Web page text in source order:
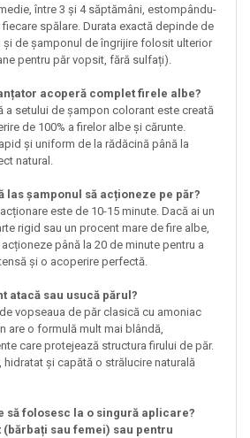
între 3 și 4 săptămâni, estompându-
spălare. Durata exactă depinde de
de șamponul de îngrijire folosit ulterior
pentru păr vopsit, fără sulfați).
acoperă complet firele albe?
a setului de șampon colorant este creată
de 100% a firelor albe și cărunte.
și uniform de la rădăcină până la
natural.
las șamponul să acționeze pe păr?
este de 10-15 minute. Dacă ai un
rigid sau un procent mare de fire albe,
până la 20 de minute pentru a
și o acoperire perfectă.
atacă sau usucă părul?
vopseaua de păr clasică cu amoniac
are o formulă mult mai blândă,
care protejează structura firului de păr.
hidratat și capătă o strălucire naturală
să folosesc la o singură aplicare?
(bărbați sau femei) sau pentru